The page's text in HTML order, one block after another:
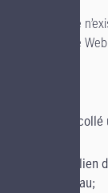
Il se peut qu’elle
l’adresse du site
copié et
entré un lien
de nouveau;